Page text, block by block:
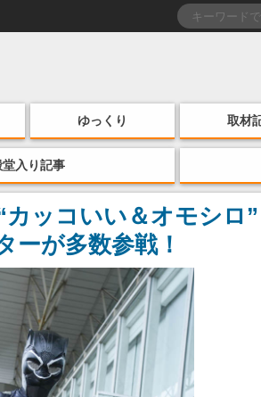
ゆっくり 取材
堂入り記事
カッコいい＆オモシロ
が多数参戦！